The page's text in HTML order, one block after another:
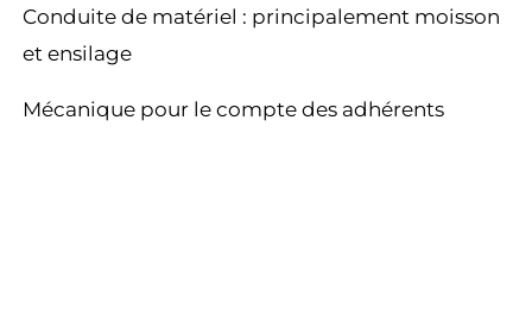
Conduite de matériel : principalement moisson
et ensilage
Mécanique pour le compte des adhérents